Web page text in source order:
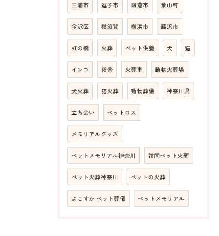
三浦市 逗子市 鎌倉市 葉山町
金沢区 横須賀 横浜市 藤沢市
虹の橋 火葬 ペット供養 犬 猫
インコ 粉骨 火葬車 動物火葬場
犬火葬 猫火葬 動物葬儀 神奈川県
立ち会い ペットロス
メモリアルグッズ
ペットメモリアル神奈川 訪問ペット火葬
ペット火葬神奈川 ペットの火葬
よこすか ペット葬儀 ペットメモリアル